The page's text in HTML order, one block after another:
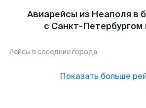
Авиарейсы из Неаполя в
с Санкт-Петербургом
Рейсы в соседние города
Показать больше